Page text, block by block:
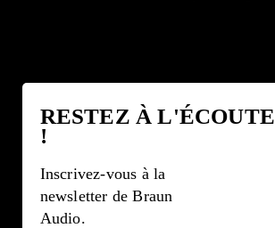
RESTEZ À L'ÉCOUTE
!
Inscrivez-vous à la
newsletter de Braun
Audio.